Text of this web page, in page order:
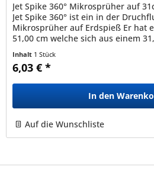
Jet Spike 360° Mikrosprüher auf
Jet Spike 360° ist ein in der
Mikrosprüher auf Erdspieß Er hat
51,00 cm welche sich aus einem
Inhalt 1 Stück
6,03 € *
In den
Auf die Wunschliste